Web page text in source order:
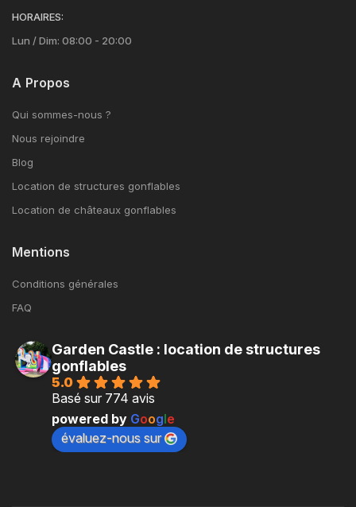
HORAIRES:
Lun / Dim: 08:00 - 20:00
A Propos
Qui sommes-nous ?
Nous rejoindre
Blog
Location de structures gonflables
Location de châteaux gonflables
Mentions
Conditions générales
FAQ
Garden Castle : location de structures
gonflables
5.0
Basé sur 774 avis
powered by Google
évaluez-nous sur